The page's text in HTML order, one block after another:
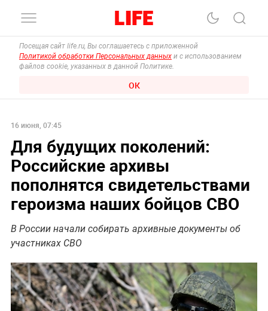
Посещая сайт life.ru, Вы соглашаетесь с приложенной
Политикой обработки Персональных данных и с использованием
файлов cookie, указанных в данной Политике.
ОК
16 июня, 07:45
Для будущих поколений:
Российские архивы
пополнятся свидетельствами
героизма наших бойцов СВО
В России начали собирать архивные документы об
участниках СВО